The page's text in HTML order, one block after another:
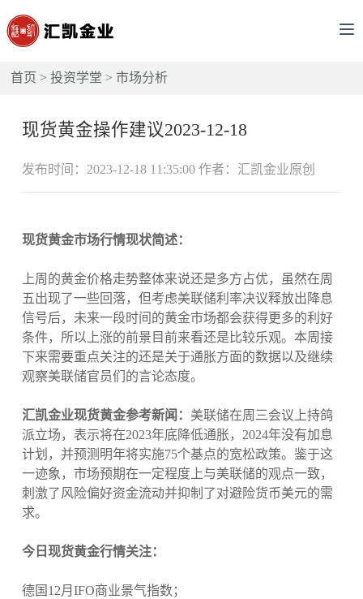
首页 >投资学堂 >市场分析
现货黄金操作建议2023-12-18
发布时间：2023-12-18 11:35:00 作者：汇凯金业原创
现货黄金市场行情现状简述：
上周的黄金价格走势整体来说还是多方占优，虽然在周
五出现了一些回落，但考虑美联储利率决议释放出降息
信号后，未来一段时间的黄金市场都会获得更多的利好
条件，所以上涨的前景目前来看还是比较乐观。本周接
下来需要重点关注的还是关于通胀方面的数据以及继续
观察美联储官员们的言论态度。
汇凯金业现货黄金参考新闻： 美联储在周三会议上持鸽
派立场，表示将在2023年底降低通胀，2024年没有加息
计划，并预测明年将实施75个基点的宽松政策。鉴于这
一迹象，市场预期在一定程度上与美联储的观点一致，
刺激了风险偏好资金流动并抑制了对避险货币美元的需
求。
今日现货黄金行情关注：
德国12月IFO商业景气指数；